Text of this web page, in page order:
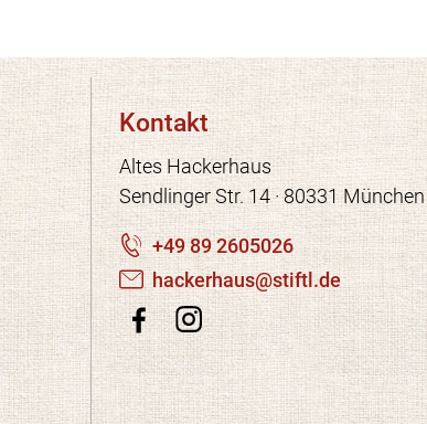
Kontakt
Altes Hackerhaus
Sendlinger Str. 14 · 80331 München
+49 89 2605026
h ck rh s st ftl d